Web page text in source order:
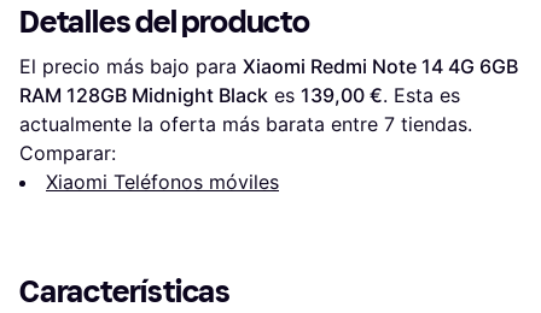
Detalles del producto
El precio más bajo para Xiaomi Redmi Note 14 4G 6GB
RAM 128GB Midnight Black es 139,00 €. Esta es
actualmente la oferta más barata entre 7 tiendas.
Comparar:
Xiaomi Teléfonos móviles
Características